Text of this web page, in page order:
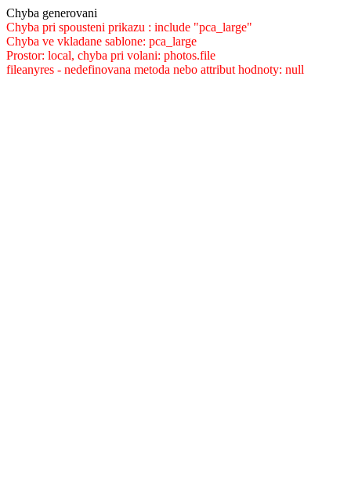
Chyba generovani
Chyba pri spousteni prikazu : include "pca_large"
Chyba ve vkladane sablone: pca_large
Prostor: local, chyba pri volani: photos.file
fileanyres - nedefinovana metoda nebo attribut hodnoty: null